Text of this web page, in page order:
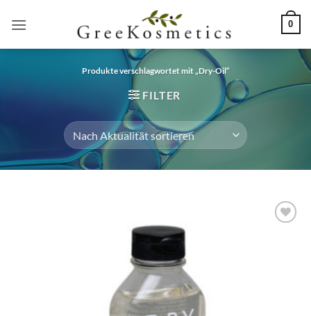
Inhalt
0
Produkte verschlagwortet mit „Dry-Oil“
FILTER